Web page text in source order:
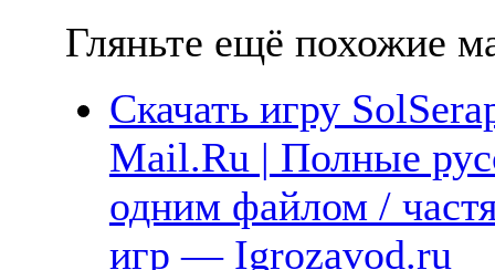
Гляньте ещё похожие
Скачать игру
Mail.Ru | Полные
одним файлом /
игр — Igrozavod.ru